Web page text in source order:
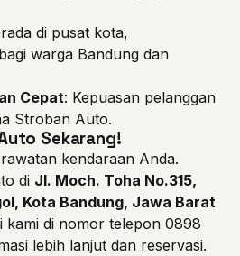
di pusat kota,
warga Bandung dan
Cepat: Kepuasan pelanggan
Stroban Auto.
Sekarang!
kendaraan Anda.
di Jl. Moch. Toha No.315,
Kota Bandung, Jawa Barat
kami di nomor telepon 0898
lebih lanjut dan reservasi.